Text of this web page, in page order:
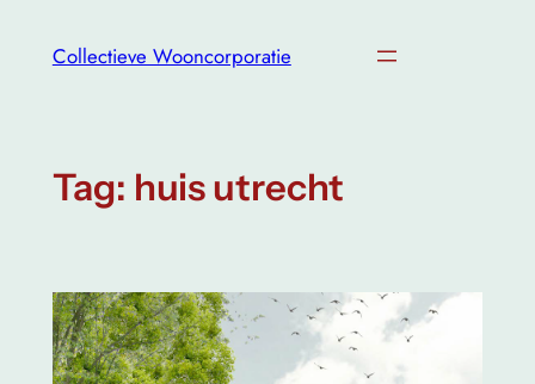
Collectieve Wooncorporatie
Tag: huis utrecht